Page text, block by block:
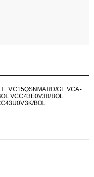
VC15QSNMARD/GE VCA-
VCC43E0V3B/BOL
BOL